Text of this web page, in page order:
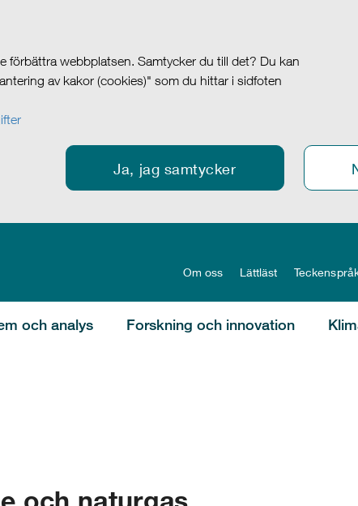
förbättra webbplatsen. Samtycker du till det? Du kan
av kakor (cookies)" som du hittar i sidfoten
Ja, jag samtycker
Om oss Lättläst
och analys Forskning och innovation